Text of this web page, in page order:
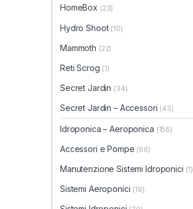
HomeBox (23)
Hydro Shoot (10)
Mammoth (22)
Reti Scrog (1)
Secret Jardin (34)
Secret Jardin – Accessori (43)
Idroponica – Aeroponica (156)
Accessori e Pompe (66)
Manutenzione Sistemi Idroponici (1)
Sistemi Aeroponici (19)